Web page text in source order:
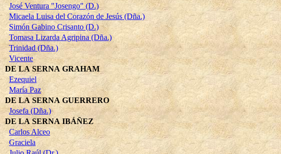
José Ventura "Josengo" (D.)
Micaela Luisa del Corazón de Jesús (Dña.)
Simón Gabino Crisanto (D.)
Tomasa Lizarda Agripina (Dña.)
Trinidad (Dña.)
Vicente
DE LA SERNA GRAHAM
Ezequiel
María Paz
DE LA SERNA GUERRERO
Josefa (Dña.)
DE LA SERNA IBÁÑEZ
Carlos Alceo
Graciela